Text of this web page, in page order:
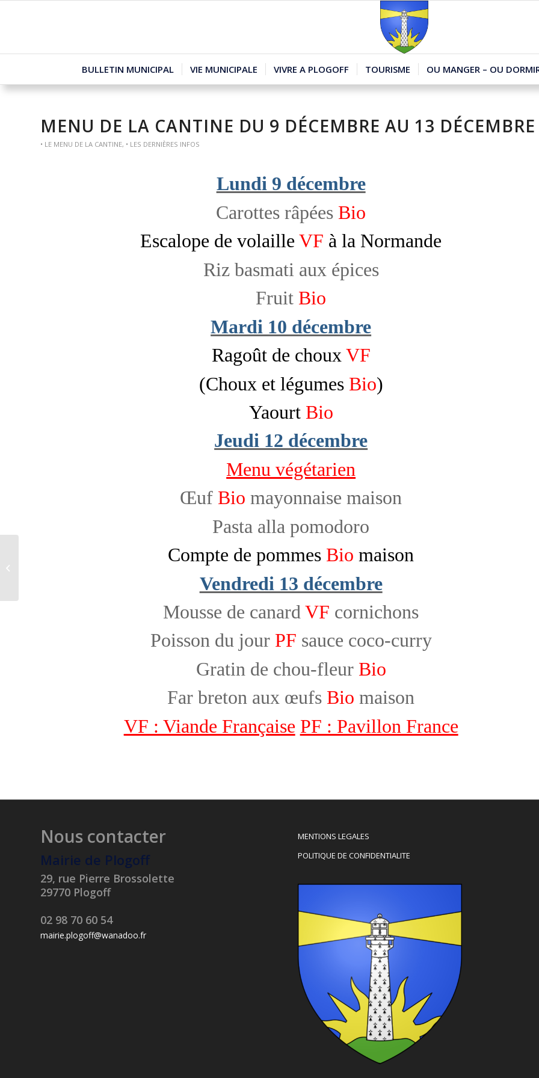
BULLETIN MUNICIPAL VIE MUNICIPALE VIVRE A PLOGOFF TOURISME OU MANGER – OU
MENU DE LA CANTINE DU 9 DÉCEMBRE AU 13 DÉCEMBRE
• LE MENU DE LA CANTINE, • LES DERNIÈRES INFOS
Lundi 9 décembre
Carottes râpées Bio
Escalope de volaille VF à la Normande
Riz basmati aux épices
Fruit Bio
Mardi 10 décembre
Ragoût de choux VF
(Choux et légumes Bio)
Yaourt Bio
Jeudi 12 décembre
Menu végétarien
Œuf Bio mayonnaise maison
Pasta alla pomodoro
Compte de pommes Bio maison
Vendredi 13 décembre
Mousse de canardVF cornichons
Poisson du jour PF sauce coco-curry
Gratin de chou-fleur Bio
Far breton aux œufs Bio maison
VF : Viande Française PF : Pavillon France
Nous contacter
Mairie de Plogoff
29, rue Pierre Brossolette
29770 Plogoff
02 98 70 60 54
mairie.plogoff@wanadoo.fr
MENTIONS LEGALES
POLITIQUE DE CONFIDENTIALITE